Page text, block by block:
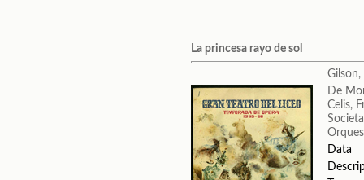
La princesa rayo de sol
Gilson,
De
Celis,
Data